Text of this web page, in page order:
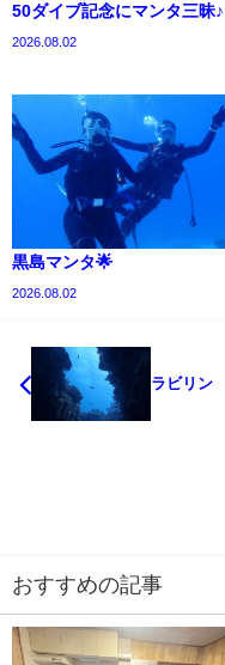
50ダイブ記念にマンタ三昧♪
2026.08.02
黒島マンタ🌟
2026.08.02
ラビリン
おすすめの記事